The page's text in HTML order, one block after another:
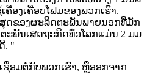
ອງເຄືອບໂຟມຂອງພວກເຮົາ.
ດຂອງຜະລິດຕະພັນພາຍນອກທີ່ມັກ
ພັນເສດຖະກິດທົ່ວໂລກແມ່ນ 2 ມມ
. "
ຊື່ອມຕໍ່ກັບພວກເຮົາ, ຫຼືອອກຈາກ